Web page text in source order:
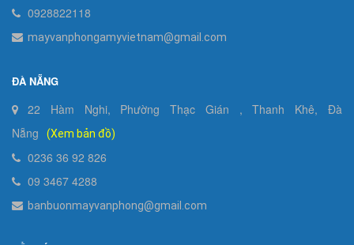
0928822118
mayvanphongamyvietnam@gmail.com
ĐÀ NẴNG
22 Hàm Nghi, Phường Thạc Gián , Thanh Khê, Đà
Nẵng
(Xem bản đồ)
0236 36 92 826
09 3467 4288
banbuonmayvanphong@gmail.com